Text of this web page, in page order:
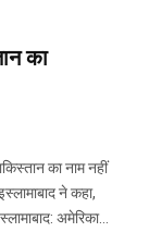
का
का नाम नहीं
ने कहा,
अमेरिका…